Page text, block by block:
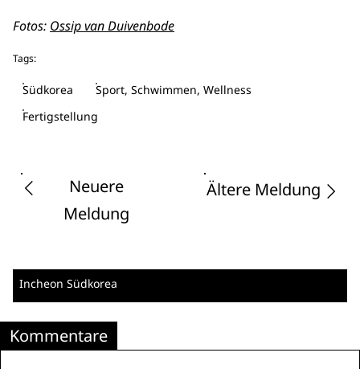
Fotos: Ossip van Duivenbode
Tags:
Südkorea
Sport, Schwimmen, Wellness
Fertigstellung
Neuere
Meldung
Ältere Meldung
Incheon Südkorea
Kommentare